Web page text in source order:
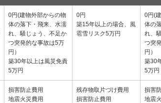
0円(建物外部からの物
体の落下・飛来、水濡
れ、騒じょう、不足か
つ突発的な事故は5万
円）
築30年以上は風災免責
5万円
0円
築15年以上の場合、風
雹雪リスク5万円
0円(
体の
れ、
つ突
円）
築30
5万円
損害防止費用
地震火災費用
残存物取片づけ費用
損害防止費用
損害
地震